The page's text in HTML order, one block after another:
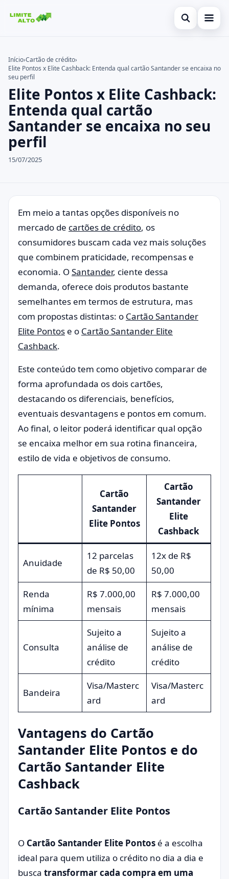
Abrir busca
Cartão de crédito
Finanças
Empréstimo
Legal
Buscar no site
Buscar por:
Pressione Enter para buscar ou ESC para fechar.
Início›Cartão de crédito›
Elite Pontos x Elite Cashback: Entenda qual cartão Santander se encaixa no
seu perfil
Elite Pontos x Elite Cashback:
Entenda qual cartão
Santander se encaixa no seu
perfil
15/07/2025
Em meio a tantas opções disponíveis no
mercado de cartões de crédito, os
consumidores buscam cada vez mais soluções
que combinem praticidade, recompensas e
economia. OSantander, ciente dessa
demanda, oferece dois produtos bastante
semelhantes em termos de estrutura, mas
com propostas distintas: o Cartão Santander
Elite Pontos e o Cartão Santander Elite
Cashback.
Este conteúdo tem como objetivo comparar de
forma aprofundada os dois cartões,
destacando os diferenciais, benefícios,
eventuais desvantagens e pontos em comum.
Ao final, o leitor poderá identificar qual opção
se encaixa melhor em sua rotina financeira,
estilo de vida e objetivos de consumo.
Cartão
Santander
Elite Pontos
Cartão
Santander
Elite
Cashback
Anuidade
12 parcelas
de R$ 50,00
12x de R$
50,00
Renda
mínima
R$ 7.000,00
mensais
R$ 7.000,00
mensais
Consulta
Sujeito a
análise de
crédito
Sujeito a
análise de
crédito
Bandeira
Visa/Masterc
ard
Visa/Masterc
ard
Vantagens do Cartão
Santander Elite Pontos e do
Cartão Santander Elite
Cashback
Cartão Santander Elite Pontos
O Cartão Santander Elite Pontos é a escolha
ideal para quem utiliza o crédito no dia a dia e
busca transformar cada compra em uma